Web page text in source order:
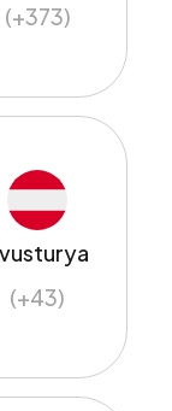
(+373)
(+43)